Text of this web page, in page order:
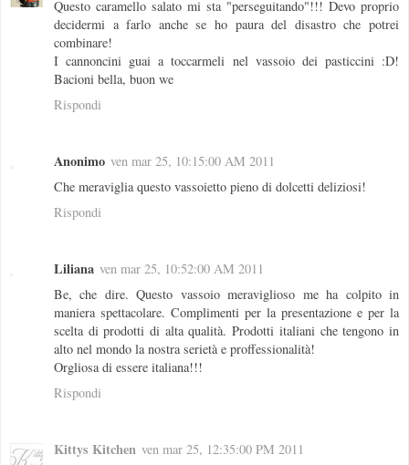
Questo caramello salato mi sta "perseguitando"!!! Devo proprio
decidermi a farlo anche se ho paura del disastro che potrei
combinare!
I cannoncini guai a toccarmeli nel vassoio dei pasticcini :D!
Bacioni bella, buon we
Rispondi
Anonimo ven mar 25, 10:15:00 AM 2011
Che meraviglia questo vassoietto pieno di dolcetti deliziosi!
Rispondi
Liliana ven mar 25, 10:52:00 AM 2011
Be, che dire. Questo vassoio meraviglioso me ha colpito in
maniera spettacolare. Complimenti per la presentazione e per la
scelta di prodotti di alta qualità. Prodotti italiani che tengono in
alto nel mondo la nostra serietà e proffessionalità!
Orgliosa di essere italiana!!!
Rispondi
Kittys Kitchen ven mar 25, 12:35:00 PM 2011